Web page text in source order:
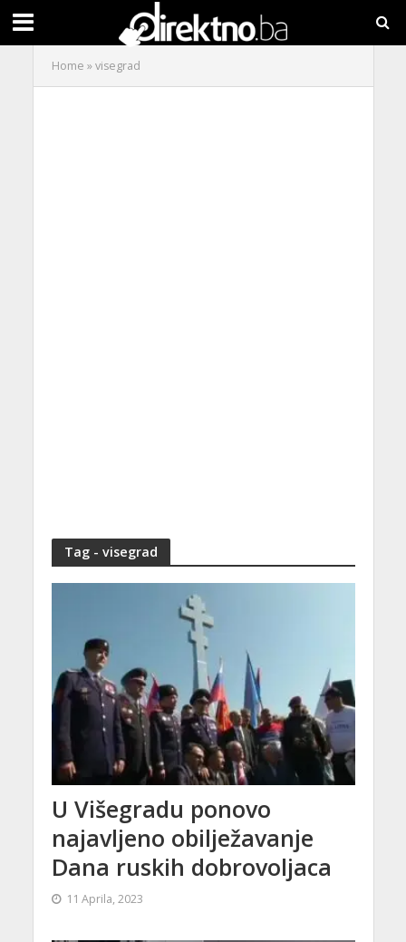
Home »visegrad
Tag - visegrad
U Višegradu ponovo
najavljeno obilježavanje
Dana ruskih dobrovoljaca
11 Aprila, 2023